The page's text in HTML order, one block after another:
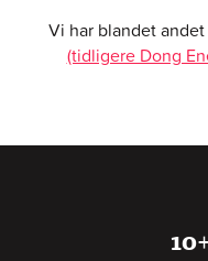
Vi har blandet
(tidligere Dong